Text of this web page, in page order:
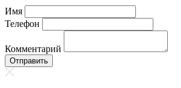
Имя
Телефон
Комментарий
Отправить